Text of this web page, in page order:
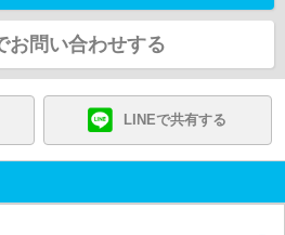
お問い合わせする
LINEで共有する